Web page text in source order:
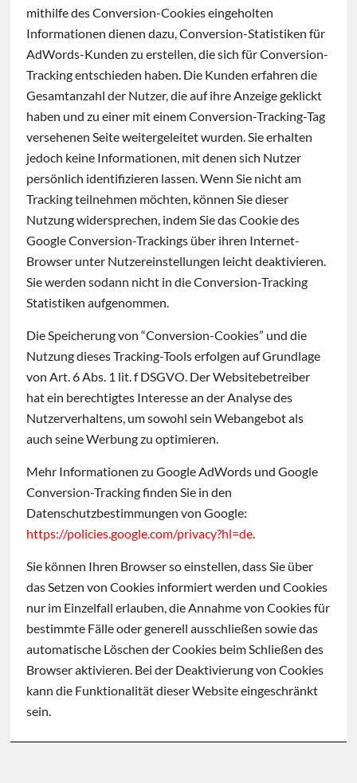
mithilfe des Conversion-Cookies eingeholten
Informationen dienen dazu, Conversion-Statistiken für
AdWords-Kunden zu erstellen, die sich für Conversion-
Tracking entschieden haben. Die Kunden erfahren die
Gesamtanzahl der Nutzer, die auf ihre Anzeige geklickt
haben und zu einer mit einem Conversion-Tracking-Tag
versehenen Seite weitergeleitet wurden. Sie erhalten
jedoch keine Informationen, mit denen sich Nutzer
persönlich identifizieren lassen. Wenn Sie nicht am
Tracking teilnehmen möchten, können Sie dieser
Nutzung widersprechen, indem Sie das Cookie des
Google Conversion-Trackings über ihren Internet-
Browser unter Nutzereinstellungen leicht deaktivieren.
Sie werden sodann nicht in die Conversion-Tracking
Statistiken aufgenommen.
Die Speicherung von “Conversion-Cookies” und die
Nutzung dieses Tracking-Tools erfolgen auf Grundlage
von Art. 6 Abs. 1 lit. f DSGVO. Der Websitebetreiber
hat ein berechtigtes Interesse an der Analyse des
Nutzerverhaltens, um sowohl sein Webangebot als
auch seine Werbung zu optimieren.
Mehr Informationen zu Google AdWords und Google
Conversion-Tracking finden Sie in den
Datenschutzbestimmungen von Google:
https://policies.google.com/privacy?hl=de.
Sie können Ihren Browser so einstellen, dass Sie über
das Setzen von Cookies informiert werden und Cookies
nur im Einzelfall erlauben, die Annahme von Cookies für
bestimmte Fälle oder generell ausschließen sowie das
automatische Löschen der Cookies beim Schließen des
Browser aktivieren. Bei der Deaktivierung von Cookies
kann die Funktionalität dieser Website eingeschränkt
sein.